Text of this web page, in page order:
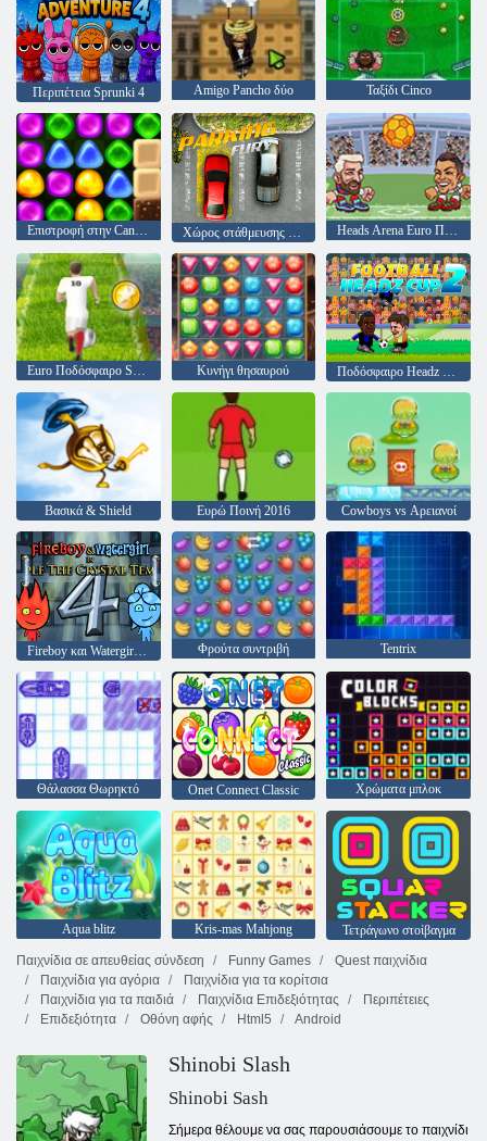
Περιπέτεια Sprunki 4 Amigo Pancho δύο Ταξίδι Cinco
Επιστροφή στην Candyland 4: Lollipop Κήπος Heads Arena Euro Ποδόσφαιρο
Euro Ποδόσφαιρο Sprint Κυνήγι θησαυρού Ποδόσφαιρο Headz Κύπελλο 2
Βασικά & Shield Ευρώ Ποινή 2016 Cowboys vs Αρειανοί
Φρούτα συντριβή Tentrix
Θάλασσα Θωρηκτό Onet Connect Classic Χρώματα μπλοκ
Aqua blitz Kris-mas Mahjong
Τετράγωνο στοίβαγμα
Παιχνίδια σε απευθείας σύνδεση
Funny Games
Quest παιχνίδια
Παιχνίδια για αγόρια
Παιχνίδια για τα κορίτσια
Παιχνίδια για τα παιδιά
Παιχνίδια Επιδεξιότητας
Περιπέτειες
Επιδεξιότητα
Οθόνη αφής Html5 Android
Shinobi Slash
Shinobi Sash
Σήμερα θέλουμε να σας παρουσιάσουμε το παιχνίδι